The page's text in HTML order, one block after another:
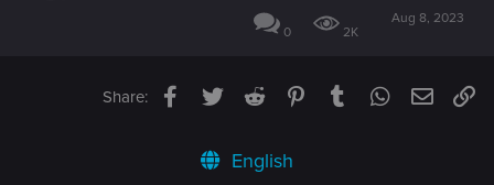
0 2K
Aug 8, 2023
Share: Facebook
TwitterReddit PinterestTumblrWhatsApp
Email
English